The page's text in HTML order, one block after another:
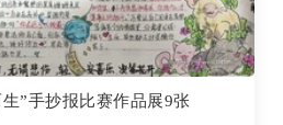
”手抄报比赛作品展9张